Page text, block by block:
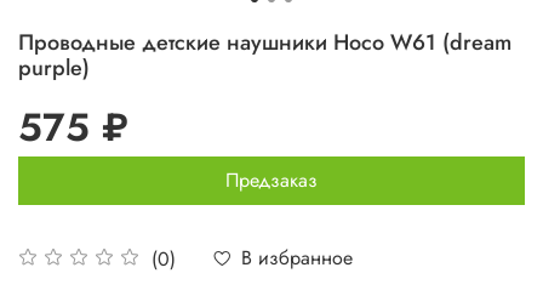
Проводные детские наушники Hoco W61 (dream
purple)
(0) В избранное
575 ₽
Предзаказ